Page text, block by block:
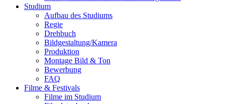
Stu­di­um
Auf­bau des Stu­di­ums
Regie
Dreh­buch
Bildgestaltung/​​Kamera
Pro­duk­ti­on
Mon­ta­ge Bild & Ton
Bewer­bung
FAQ
Fil­me & Fes­ti­vals
Fil­me im Stu­di­um